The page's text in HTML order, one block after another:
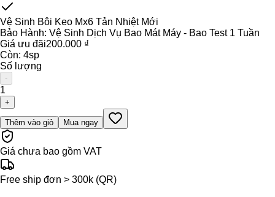
Vệ Sinh Bôi Keo Mx6 Tản Nhiệt Mới
Bảo Hành: Vệ Sinh Dịch Vụ Bao Mát Máy - Bao Test 1 Tuần
Giá ưu đãi200.000 ₫
Còn: 4sp
Số lượng
-
1
+
Thêm vào giỏ Mua ngay
Giá chưa bao gồm VAT
Free ship đơn > 300k (QR)